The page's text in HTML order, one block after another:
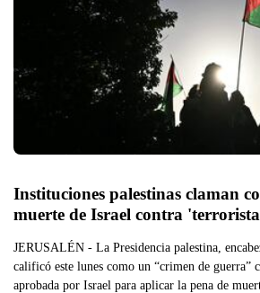
Instituciones palestinas claman
muerte de Israel contra
JERUSALÉN - La Presidencia palestina,
calificó este lunes como un “crimen de guerra”
aprobada por Israel para aplicar la pena de